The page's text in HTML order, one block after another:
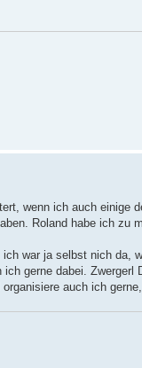
wenn ich auch einige
Roland habe ich zu
war ja selbst nich da,
gerne dabei. Zwergerl
auch ich